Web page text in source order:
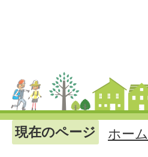
現在のページ ホーム